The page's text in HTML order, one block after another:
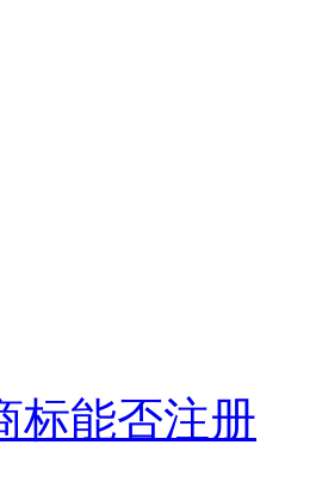
标能否注册